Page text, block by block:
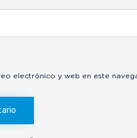
electrónico y web en este